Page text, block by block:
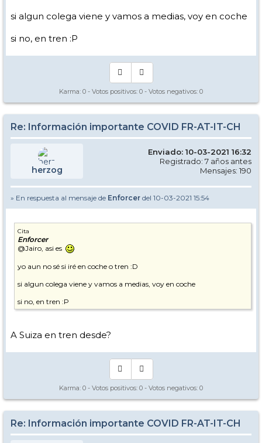
si algun colega viene y vamos a medias, voy en coche
si no, en tren :P
Karma: 0 - Votos positivos: 0 - Votos negativos: 0
Re: Información importante COVID FR-AT-IT-CH
herzog
Enviado: 10-03-2021 16:32
Registrado: 7 años antes
Mensajes: 190
» En respuesta al mensaje de Enforcer del 10-03-2021 15:54
Cita
Enforcer
@Jairo, asi es
yo aun no sé si iré en coche o tren :D
si algun colega viene y vamos a medias, voy en coche
si no, en tren :P
A Suiza en tren desde?
Karma: 0 - Votos positivos: 0 - Votos negativos: 0
Re: Información importante COVID FR-AT-IT-CH